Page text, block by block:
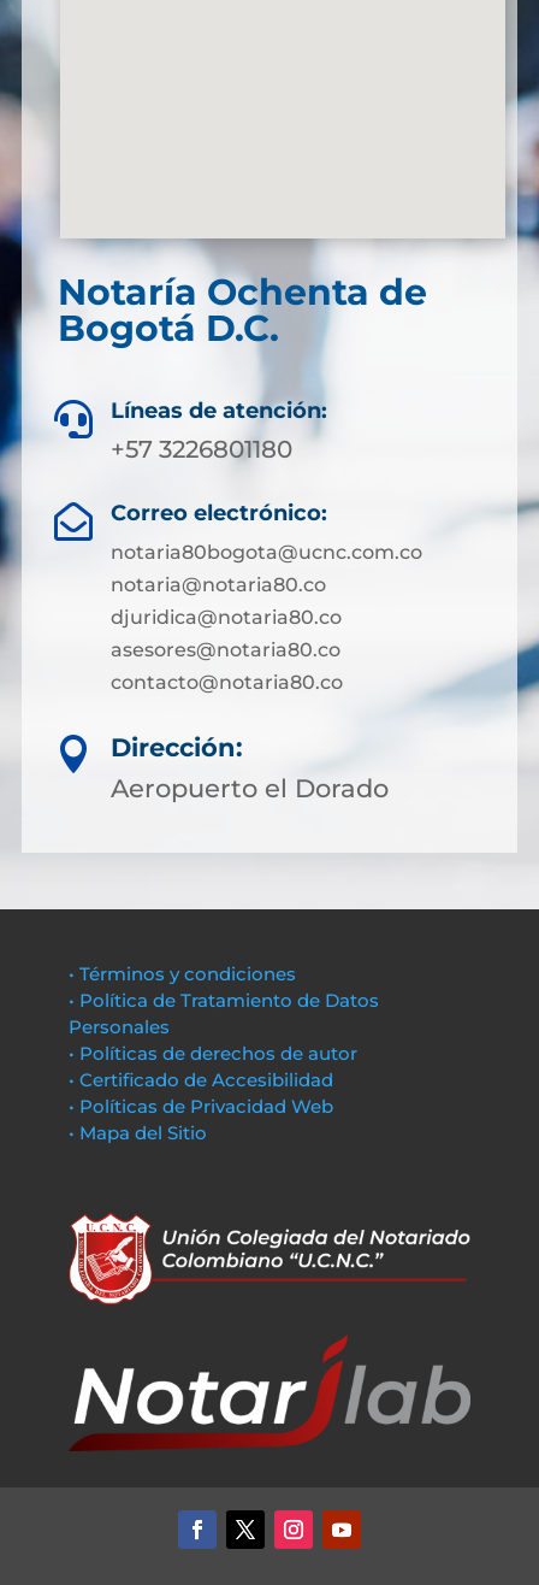
Notaría Ochenta de
Bogotá D.C.
 Líneas de atención:
+57 3226801180
 Correo electrónico:
notaria80bogota@ucnc.com.co
notaria@notaria80.co
djuridica@notaria80.co
asesores@notaria80.co
contacto@notaria80.co ​

Dirección:
Aeropuerto el Dorado
• Términos y condiciones
• Política de Tratamiento de Datos
Personales
• Políticas de derechos de autor
• Certificado de Accesibilidad
• Políticas de Privacidad Web
• Mapa del Sitio